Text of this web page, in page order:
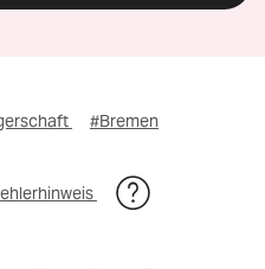
#Bremen